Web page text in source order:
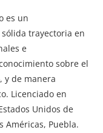
es un
trayectoria en
e
sobre el
y de manera
Licenciado en
Unidos de
Américas, Puebla.